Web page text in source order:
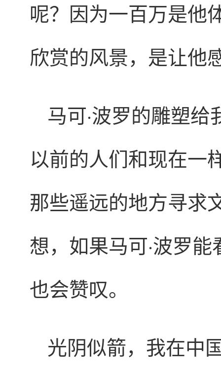
呢？因为一百万是他
欣赏的风景，是让他
马可·波罗的雕塑
以前的人们和现在一
那些遥远的地方寻求
想，如果马可·波罗
也会赞叹。
光阴似箭，我在中